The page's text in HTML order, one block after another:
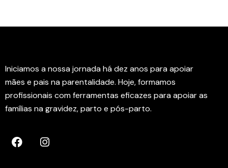
Iniciamos a nossa jornada há dez anos para apoiar
mães e pais na parentalidade. Hoje, formamos
profissionais com ferramentas eficazes para apoiar as
famílias na gravidez, parto e pós-parto.